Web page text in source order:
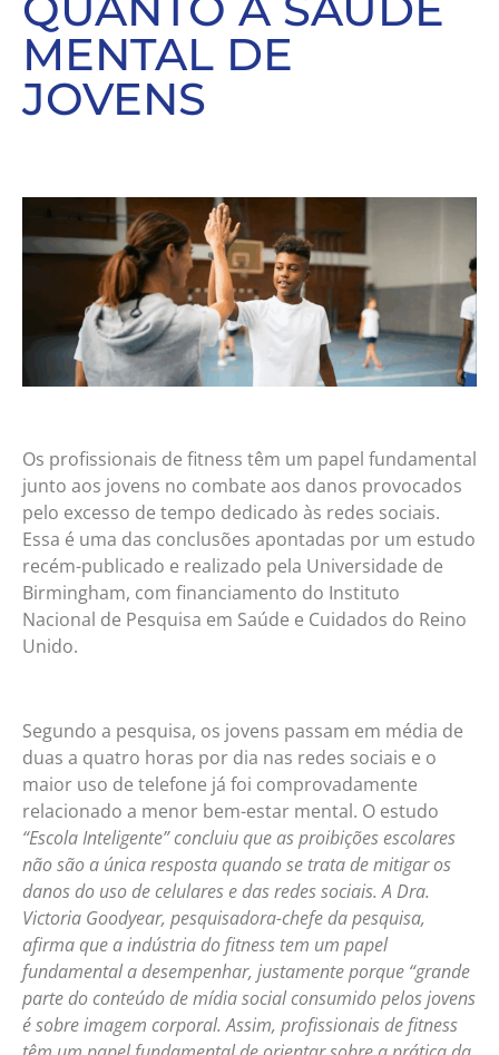
MENTAL DE
JOVENS
Os profissionais de fitness têm um papel fundamental
junto aos jovens no combate aos danos provocados
pelo excesso de tempo dedicado às redes sociais.
Essa é uma das conclusões apontadas por um estudo
recém-publicado e realizado pela Universidade de
Birmingham, com financiamento do Instituto
Nacional de Pesquisa em Saúde e Cuidados do Reino
Unido.
Segundo a pesquisa, os jovens passam em média de
duas a quatro horas por dia nas redes sociais e o
maior uso de telefone já foi comprovadamente
relacionado a menor bem-estar mental. O estudo
“Escola Inteligente” concluiu que as proibições escolares
não são a única resposta quando se trata de mitigar os
danos do uso de celulares e das redes sociais. A Dra.
Victoria Goodyear, pesquisadora-chefe da pesquisa,
afirma que a indústria do fitness tem um papel
fundamental a desempenhar, justamente porque “grande
parte do conteúdo de mídia social consumido pelos jovens
é sobre imagem corporal. Assim, profissionais de fitness